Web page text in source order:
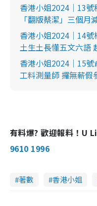
香港小姐2024｜13號
「翻版蔡潔」三個月
香港小姐2024｜14
土生土長懂五文六語
香港小姐2024｜15
工料測量師 攞無薪假
有料爆? 歡迎報料！U
9610 1996
著數 香港小姐